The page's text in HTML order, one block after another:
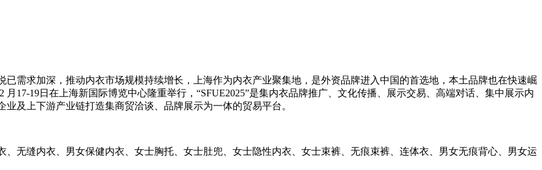
需求加深，推动内衣市场规模持续增长，上海作为内衣产业聚集地，是外资品牌进入中国的首选地，本土品牌也在快速崛
月17-19日在上海新国际博览中心隆重举行，“SFUE2025”是集内衣品牌推广、文化传播、展示交易、高端对话、集中展示内
及上下游产业链打造集商贸洽谈、品牌展示为一体的贸易平台。
无缝内衣、男女保健内衣、女士胸托、女士肚兜、女士隐性内衣、女士束裤、无痕束裤、连体衣、男女无痕背心、男女运